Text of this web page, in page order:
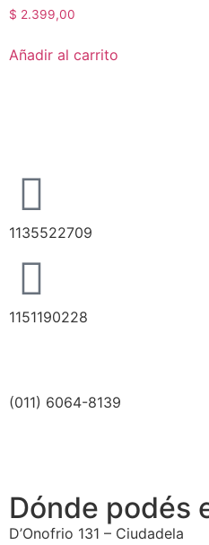
$ 2.399,00
Añadir al carrito
1135522709
1151190228
(011) 6064-8139
Dónde podés
D’Onofrio 131 – Ciudadela